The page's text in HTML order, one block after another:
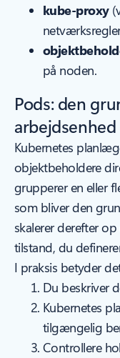
kube-proxy
på noden.
Pods: den
arbejdsenhed
Kubernetes
objektbeholdere
grupperer en eller
som bliver den
skalerer derefter
tilstand, du
I praksis betyder
Du beskriver
Kubernetes
tilgængelig
Controllere